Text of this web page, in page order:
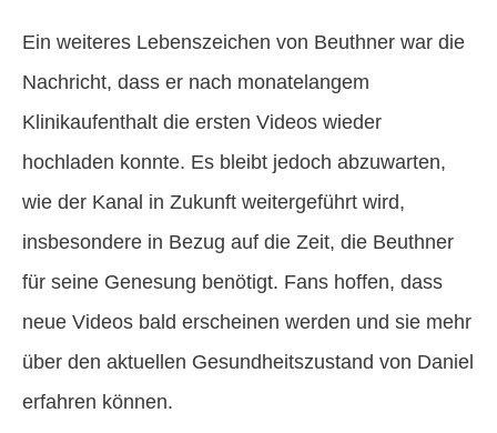
Ein weiteres Lebenszeichen von Beuthner war die
Nachricht, dass er nach monatelangem
Klinikaufenthalt die ersten Videos wieder
hochladen konnte. Es bleibt jedoch abzuwarten,
wie der Kanal in Zukunft weitergeführt wird,
insbesondere in Bezug auf die Zeit, die Beuthner
für seine Genesung benötigt. Fans hoffen, dass
neue Videos bald erscheinen werden und sie mehr
über den aktuellen Gesundheitszustand von Daniel
erfahren können.